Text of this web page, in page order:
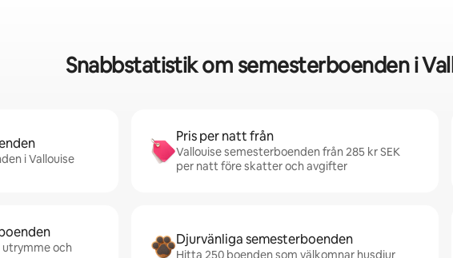
Snabbstatistik om semesterboenden i
i Vallouise
Pris per natt från
Vallouise semesterboenden från 285 kr SEK
per natt före skatter och avgifter
utrymme och
Djurvänliga semesterboenden
Hitta 250 boenden som välkomnar husdjur